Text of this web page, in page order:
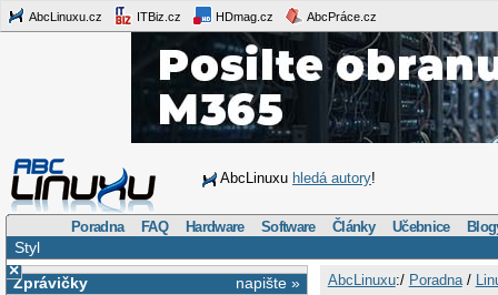
AbcLinuxu.cz ITBiz.cz HDmag.cz AbcPráce.cz
AbcLinuxu hledá autory!
Poradna FAQ Hardware Software Články Učebnice
Styl
×
napište »
Zprávičky
AbcLinuxu:/ Poradna/